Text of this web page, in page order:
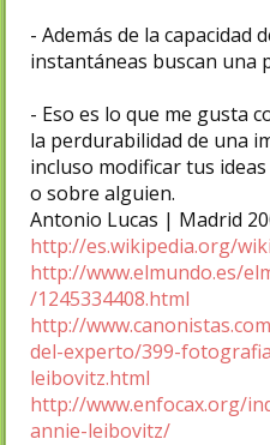
- Además de la capacidad
instantáneas buscan una
- Eso es lo que me gusta
la perdurabilidad de una
incluso modificar tus
o sobre alguien.
Antonio Lucas | Madrid
http://es.wikipedia.org/
http://www.elmundo.es/
/1245334408.html
http://
del-experto/399-
leibovitz.html
http://www.enfocax.org/
annie-leibovitz/